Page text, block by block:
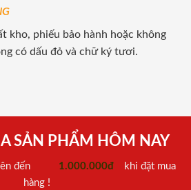
kho, phiếu bảo hành hoặc không
có dấu đỏ và chữ ký tươi.
SẢN PHẨM HÔM NAY
đến 1.000.000đ
khi đặt mua
hàng !